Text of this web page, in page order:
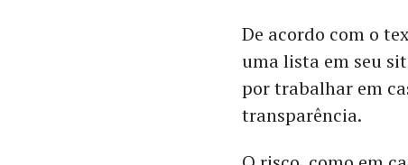
De acordo com o
uma lista em seu
por trabalhar em
transparência.